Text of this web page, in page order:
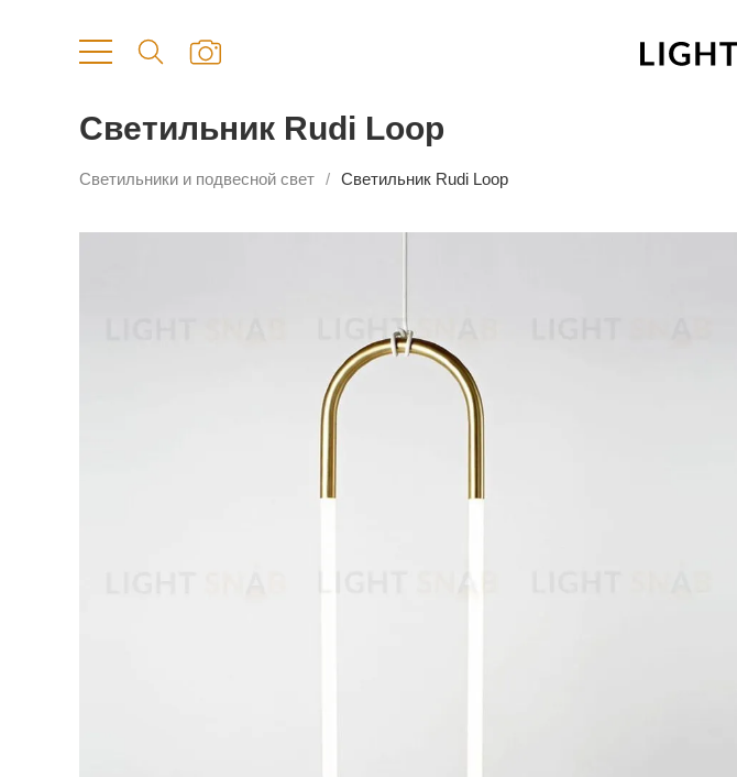
Светильник Rudi Loop
Светильники и подвесной свет Светильник Rudi Loop